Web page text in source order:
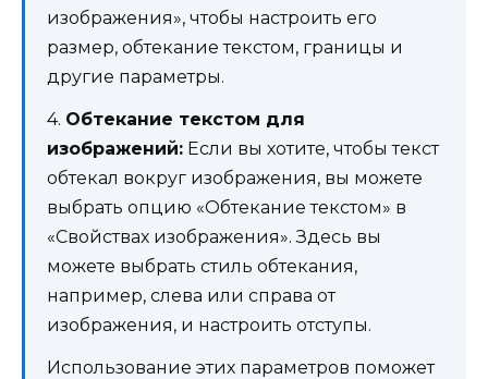
изображения», чтобы настроить его
размер, обтекание текстом, границы и
другие параметры.
4. Обтекание текстом для
изображений: Если вы хотите, чтобы текст
обтекал вокруг изображения, вы можете
выбрать опцию «Обтекание текстом» в
«Свойствах изображения». Здесь вы
можете выбрать стиль обтекания,
например, слева или справа от
изображения, и настроить отступы.
Использование этих параметров поможет